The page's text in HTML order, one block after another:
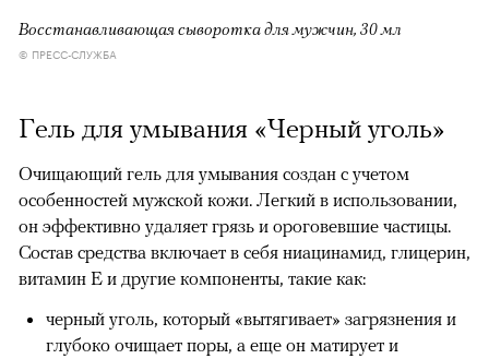
Восстанавливающая сыворотка для мужчин, 30 мл
© ПРЕСС-СЛУЖБА
Гель для умывания «Черный уголь»
Очищающий гель для умывания создан с учетом
особенностей мужской кожи. Легкий в использовании,
он эффективно удаляет грязь и ороговевшие частицы.
Состав средства включает в себя ниацинамид, глицерин,
витамин Е и другие компоненты, такие как:
черный уголь, который «вытягивает» загрязнения и
глубоко очищает поры, а еще он матирует и